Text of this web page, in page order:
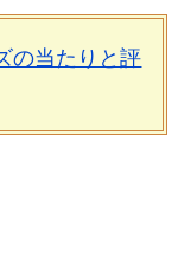
の当たりと評